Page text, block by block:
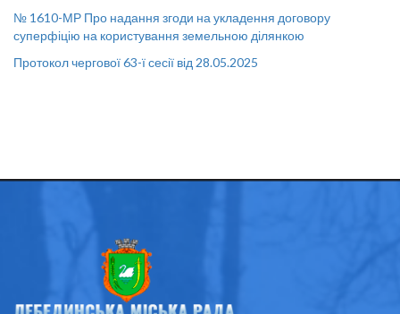
№ 1610-МР Про надання згоди на укладення договору
суперфіцію на користування земельною ділянкою
Протокол чергової 63-ї сесії від 28.05.2025